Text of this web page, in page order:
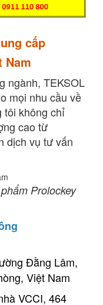
cấp
Nam
ngành, TEKSOL
mọi nhu cầu về
tôi không chỉ
cao từ
dịch vụ tư vấn
Prolockey
Đằng Lâm,
Việt Nam
VCCI, 464